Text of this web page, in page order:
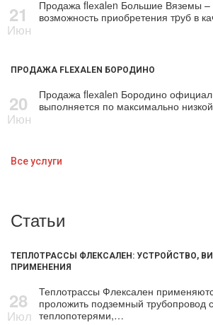
21
Июн
Продажа flехalеn Большие Вяземы –
возможность приобретения тpуб в
ПРОДАЖА FLEXALEN БОРОДИНО
20
Июн
Продажа flехalеn Бородино
выполняется по максимально
Все услуги
Статьи
ТЕПЛОТРАССЫ ФЛЕКСАЛЕН: УСТРОЙСТВО,
ПРИМЕНЕНИЯ
28
Июл
Теплотрассы Флексален
проложить подземный трубопровод
теплопотерями,…